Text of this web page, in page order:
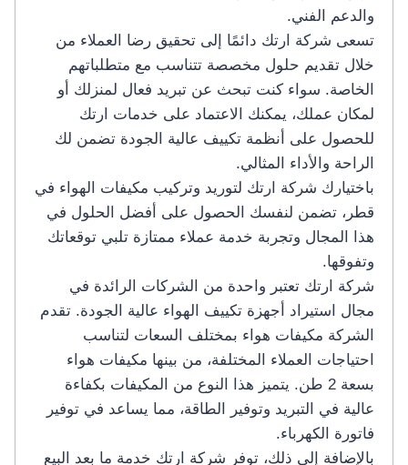
والدعم الفني.
تسعى شركة ارتك دائمًا إلى تحقيق رضا العملاء من
خلال تقديم حلول مخصصة تتناسب مع متطلباتهم
الخاصة. سواء كنت تبحث عن تبريد فعال لمنزلك أو
لمكان عملك، يمكنك الاعتماد على خدمات ارتك
للحصول على أنظمة تكييف عالية الجودة تضمن لك
الراحة والأداء المثالي.
باختيارك شركة ارتك لتوريد وتركيب مكيفات الهواء في
قطر، تضمن لنفسك الحصول على أفضل الحلول في
هذا المجال وتجربة خدمة عملاء ممتازة تلبي توقعاتك
وتفوقها.
شركة ارتك تعتبر واحدة من الشركات الرائدة في
مجال استيراد أجهزة تكييف الهواء عالية الجودة. تقدم
الشركة مكيفات هواء بمختلف السعات لتناسب
احتياجات العملاء المختلفة، من بينها مكيفات هواء
بسعة 2 طن. يتميز هذا النوع من المكيفات بكفاءة
عالية في التبريد وتوفير الطاقة، مما يساعد في توفير
فاتورة الكهرباء.
بالإضافة إلى ذلك، توفر شركة ارتك خدمة ما بعد البيع